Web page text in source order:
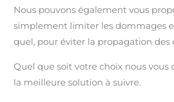
Nous pouvons également vous
simplement limiter les dommages
quel, pour éviter la propagation des
Quel que soit votre choix nous vous
la meilleure solution à suivre.